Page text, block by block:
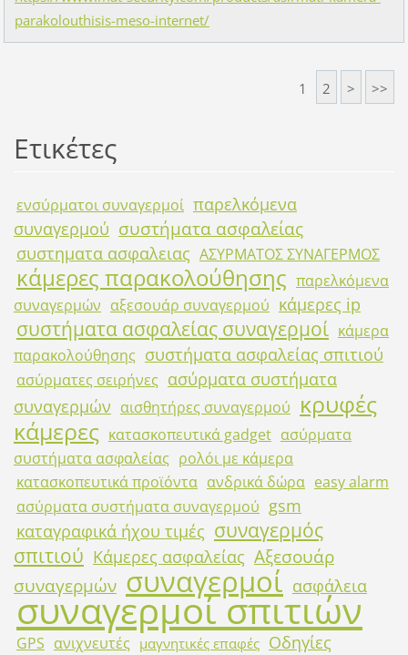
parakolouthisis-meso-internet/
1 2 > >>
Ετικέτες
ενσύρματοι συναγερμοί παρελκόμενα
συναγερμού συστήματα ασφαλείας
συστηματα ασφαλειας ΑΣΥΡΜΑΤΟΣ ΣΥΝΑΓΕΡΜΟΣ
κάμερες παρακολούθησης παρελκόμενα
συναγερμών αξεσουάρ συναγερμού κάμερες ip
συστήματα ασφαλείας συναγερμοί κάμερα
παρακολούθησης συστήματα ασφαλείας σπιτιού
ασύρματες σειρήνες ασύρματα συστήματα
συναγερμών αισθητήρες συναγερμού κρυφές
κάμερες κατασκοπευτικά gadget ασύρματα
συστήματα ασφαλείας ρολόι με κάμερα
κατασκοπευτικά προϊόντα ανδρικά δώρα easy alarm
ασύρματα συστήματα συναγερμού gsm
καταγραφικά ήχου τιμές συναγερμός
σπιτιού Κάμερες ασφαλείας Αξεσουάρ
συναγερμών συναγερμοί ασφάλεια
συναγερμοί σπιτιών
GPS ανιχνευτές μαγνητικές επαφές Οδηγίες